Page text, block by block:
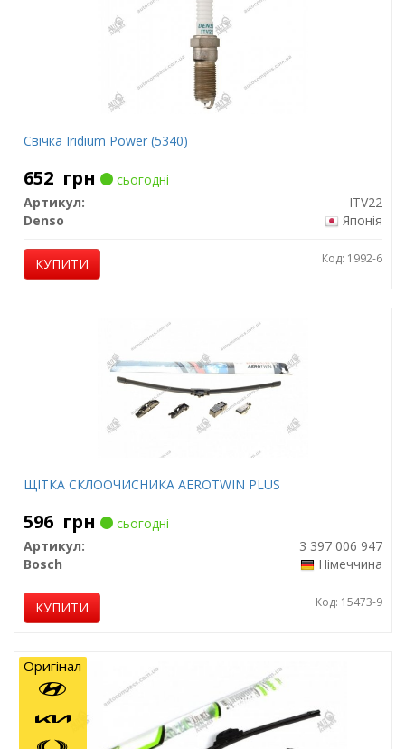
Свічка Iridium Power (5340)
652 грн
сьогодні
Артикул:
ITV22
Denso
Японія
КУПИТИ Код: 1992-6
ЩІТКА СКЛООЧИСНИКА AEROTWIN PLUS
596 грн
сьогодні
Артикул:
3 397 006 947
Bosch
Німеччина
КУПИТИ Код: 15473-9
Оригінал